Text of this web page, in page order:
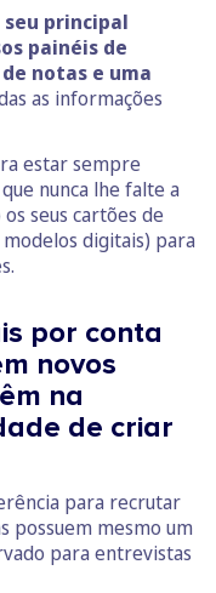
seu principal
painéis de
notas e uma
as informações
estar sempre
nunca lhe falte a
seus cartões de
digitais) para
por conta
novos
na
de criar
para recrutar
possuem mesmo um
para entrevistas